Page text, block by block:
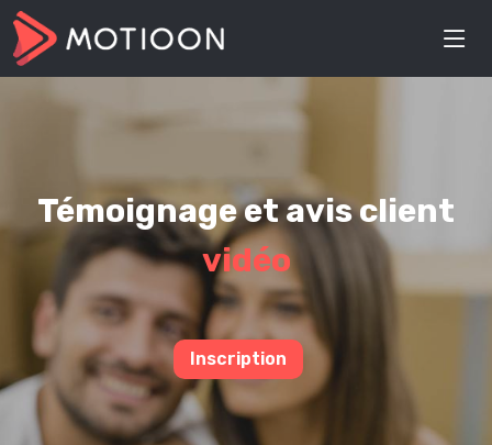
Témoignage et avis client
vidéo
Inscription